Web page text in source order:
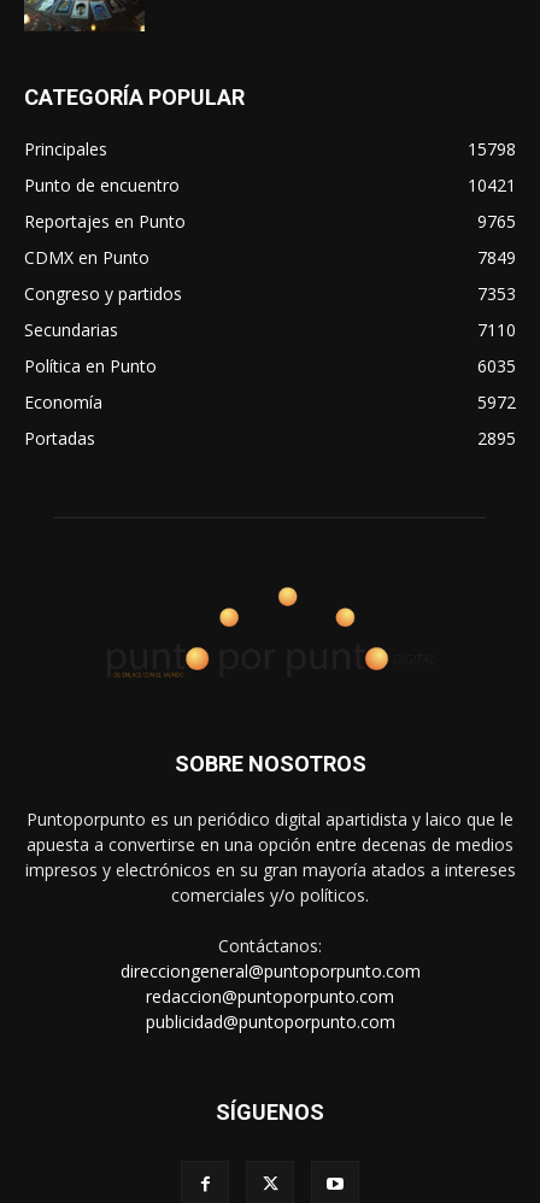
CATEGORÍA POPULAR
Principales
15798
Punto de encuentro
10421
Reportajes en Punto
9765
CDMX en Punto
7849
Congreso y partidos
7353
Secundarias
7110
Política en Punto
6035
Economía
5972
Portadas
2895
SOBRE NOSOTROS
Puntoporpunto es un periódico digital apartidista y laico que le
apuesta a convertirse en una opción entre decenas de medios
impresos y electrónicos en su gran mayoría atados a intereses
comerciales y/o políticos.
Contáctanos:
direcciongeneral@puntoporpunto.com
redaccion@puntoporpunto.com
publicidad@puntoporpunto.com
SÍGUENOS